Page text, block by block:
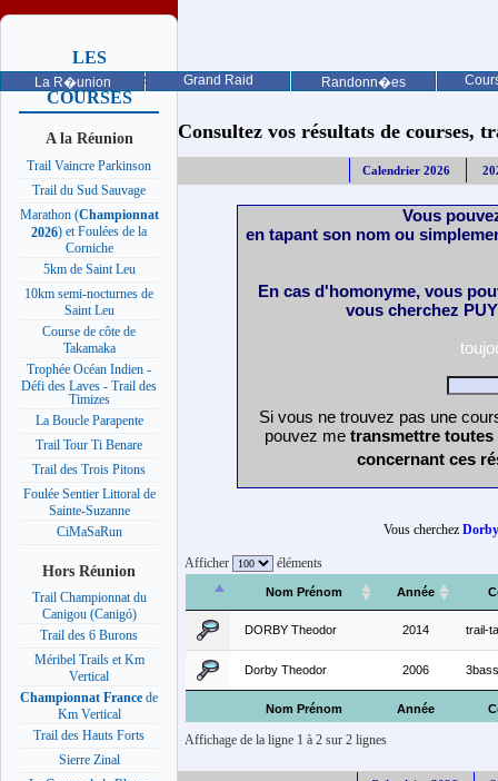
La R�union Grand Raid Randonn�es
LES
PROCHAINES
COURSES
A la Réunion
Trail Vaincre Parkinson
Trail du Sud Sauvage
Marathon (Championnat
2026) et Foulées de la
Corniche
5km de Saint Leu
10km semi-nocturnes de
Saint Leu
Course de côte de
Takamaka
Trophée Océan Indien -
Défi des Laves - Trail des
Timizes
La Boucle Parapente
Trail Tour Ti Benare
Trail des Trois Pitons
Foulée Sentier Littoral de
Sainte-Suzanne
CiMaSaRun
Hors Réunion
Trail Championnat du
Canigou (Canigó)
Trail des 6 Burons
Méribel Trails et Km
Vertical
Championnat France de
Km Vertical
Trail des Hauts Forts
Sierre Zinal
Consultez vos résultats de courses,
Calendrier 2026
Vous
en tapant son nom ou
En cas d'homonyme, vous
vous cherchez
Si vous ne trouvez pas une
pouvez me transmettre
concernant ces
Vous cherchez
Afficher éléments
Nom Prénom Année
Nom Prénom Année
DORBY Theodor 2014 trail-
Dorby Theodor 2006
Affichage de la ligne 1 à 2 sur 2 lignes